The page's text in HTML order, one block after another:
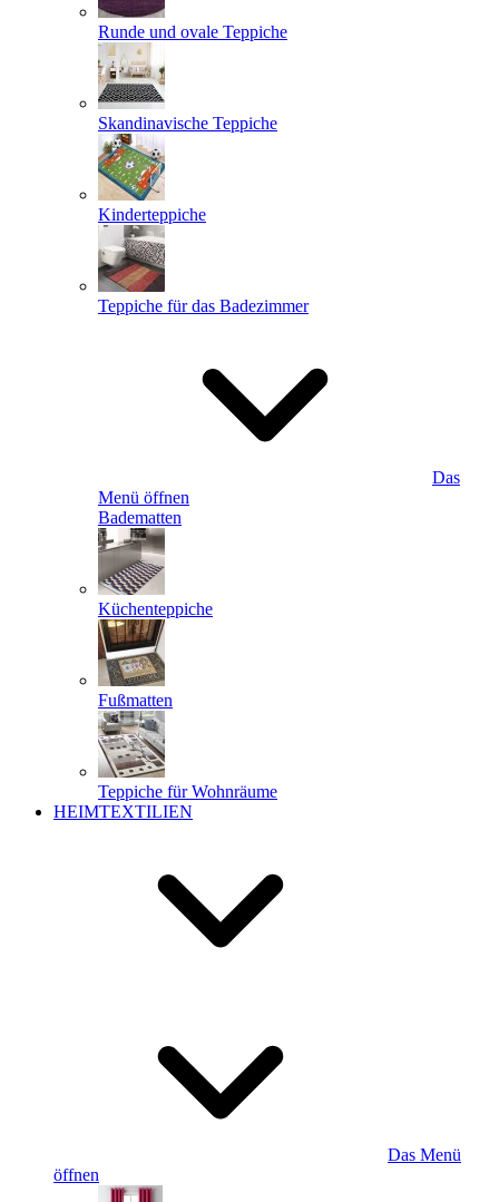
Runde und ovale Teppiche
Skandinavische Teppiche
Kinderteppiche
Teppiche für das Badezimmer
Das
Menü öffnen
Badematten
Küchenteppiche
Fußmatten
Teppiche für Wohnräume
HEIMTEXTILIEN
Das Menü
öffnen